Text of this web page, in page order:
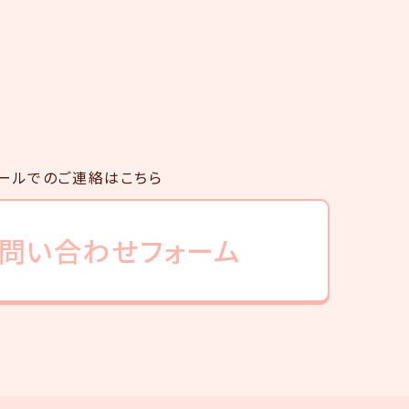
ルでのご連絡はこちら
い合わせフォーム